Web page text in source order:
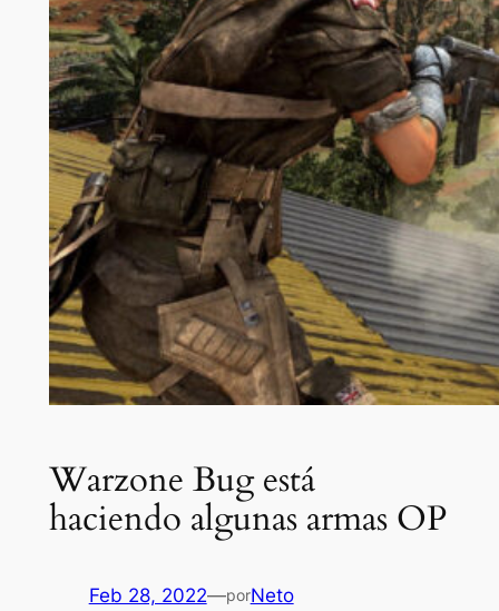
Warzone Bug está
haciendo algunas armas OP
Feb 28, 2022—porNeto